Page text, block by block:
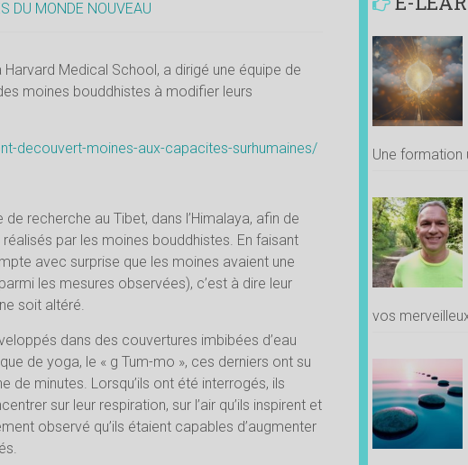
DU MONDE NOUVEAU
Medical School, a dirigé une équipe de
moines bouddhistes à modifier leurs
decouvert-moines-aux-capacites-surhumaines/
recherche au Tibet, dans l’Himalaya, afin de
par les moines bouddhistes. En faisant
avec surprise que les moines avaient une
les mesures observées), c’est à dire leur
soit altéré.
dans des couvertures imbibées d’eau
de yoga, le « g Tum-mo », ces derniers ont su
de minutes. Lorsqu’ils ont été interrogés, ils
sur leur respiration, sur l’air qu’ils inspirent et
observé qu’ils étaient capables d’augmenter
Une formation
vos